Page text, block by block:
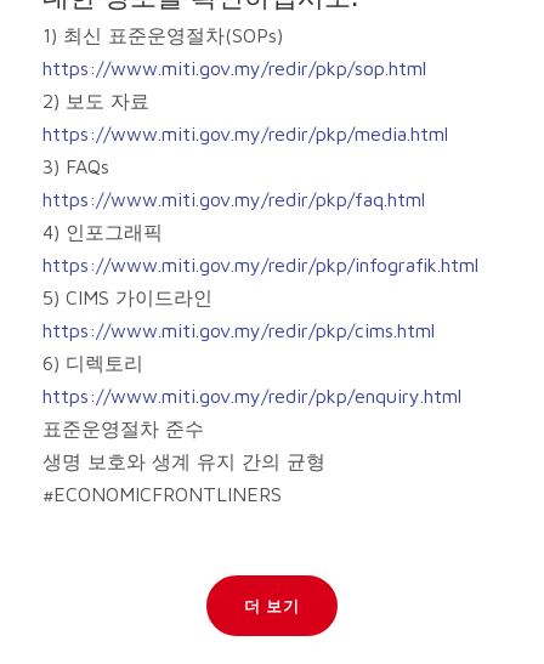
1) 최신 표준운영절차(SOPs)
https://www.miti.gov.my/redir/pkp/sop.html
2) 보도 자료
https://www.miti.gov.my/redir/pkp/media.html
3) FAQs
https://www.miti.gov.my/redir/pkp/faq.html
4) 인포그래픽
https://www.miti.gov.my/redir/pkp/infografik.html
5) CIMS 가이드라인
https://www.miti.gov.my/redir/pkp/cims.html
6) 디렉토리
https://www.miti.gov.my/redir/pkp/enquiry.html
표준운영절차 준수
생명 보호와 생계 유지 간의 균형
#ECONOMICFRONTLINERS
더 보기